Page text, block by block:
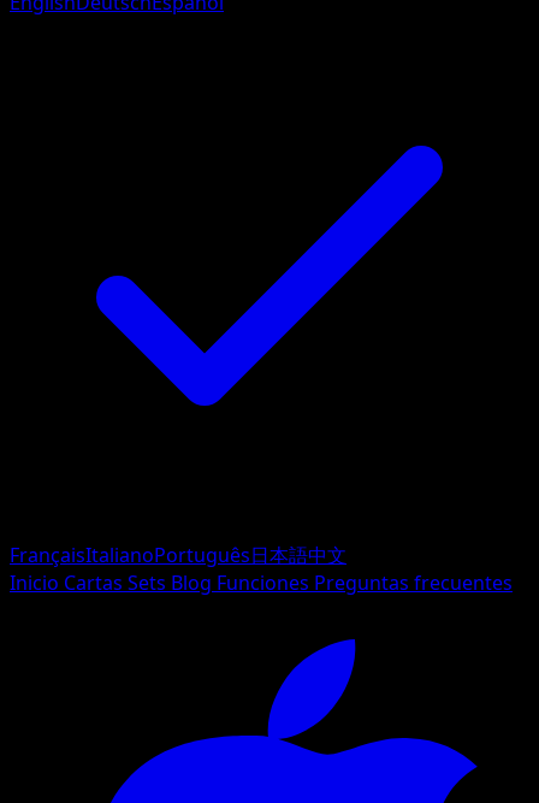
FrançaisItalianoPortuguês日本語中文
Inicio Cartas Sets Blog Funciones Preguntas frecuentes